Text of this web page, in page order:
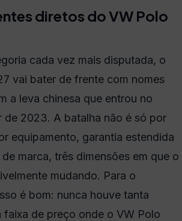
diretos do VW Polo
cada vez mais disputada, o
vai bater de frente com nomes
a leva chinesa que entrou no
de 2023. A batalha não é só por
equipamento, garantia estendida
marca, três dimensões em que o
mudando. Para o
é bom: nunca houve tanta
faixa de preço onde o VW Polo